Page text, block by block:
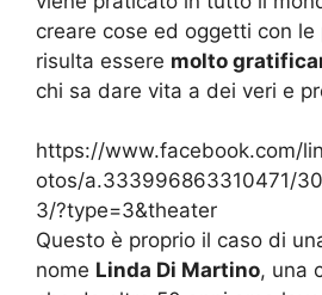
creare cose ed oggetti con le
risulta essere molto
chi sa dare vita a dei veri e
https://www.facebook.com/
otos/a.333996863310471/
3/?type=3&theater
Questo è proprio il caso di
nome Linda Di Martino, una